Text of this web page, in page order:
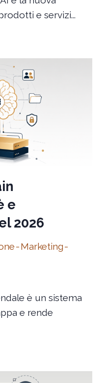
e servizi...
e
2026
-Marketing-
è un sistema
e rende